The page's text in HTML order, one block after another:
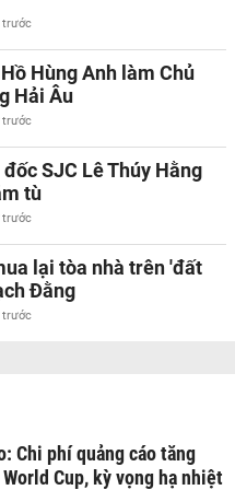
trước
Hùng Anh làm Chủ
Hải Âu
trước
SJC Lê Thúy Hằng
tù
trước
lại tòa nhà trên 'đất
Đằng
trước
Chi phí quảng cáo tăng
Cup, kỳ vọng hạ nhiệt